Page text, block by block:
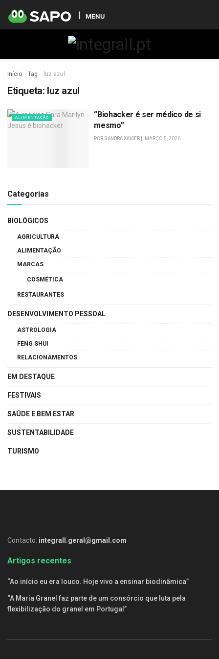
MENU
Início Tag luz azul
Etiqueta: luz azul
ALIMENTAÇÃO
“Biohacker é ser médico de si
mesmo”
POR SANDRA XAVIER MARÇO 5, 2026
Categorias
BIOLÓGICOS
AGRICULTURA
ALIMENTAÇÃO
MARCAS
COSMÉTICA
RESTAURANTES
DESENVOLVIMENTO PESSOAL
ASTROLOGIA
FENG SHUI
RELACIONAMENTOS
EM DESTAQUE
FESTIVAIS
SAÚDE E BEM ESTAR
SUSTENTABILIDADE
TURISMO
Contacto: integrall.geral@gmail.com
Artigos recentes
“Ao início eu era louco. Hoje vivo a ensinar biodinâmica”
“A Maria Granel faz parte de um consórcio que luta pela
flexibilização do granel em Portugal”